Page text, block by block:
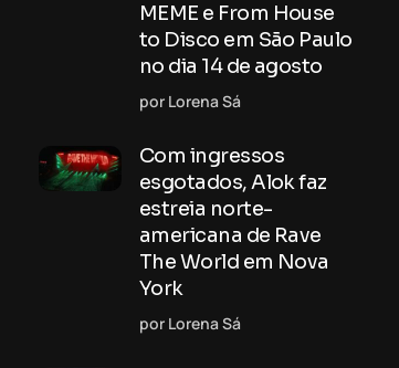
MEME e From House
to Disco em São Paulo
no dia 14 de agosto
por Lorena Sá
Com ingressos
esgotados, Alok faz
estreia norte-
americana de Rave
The World em Nova
York
por Lorena Sá